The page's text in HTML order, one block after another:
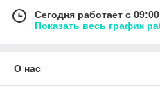
Сегодня работает с
Показать весь график
О нас